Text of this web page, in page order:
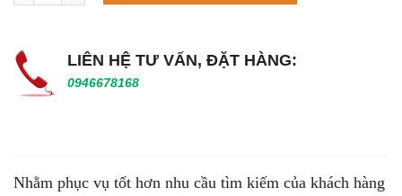
LIÊN HỆ TƯ VẤN, ĐẶT HÀNG:
0946678168
Nhằm phục vụ tốt hơn nhu cầu tìm kiếm của khách hàng